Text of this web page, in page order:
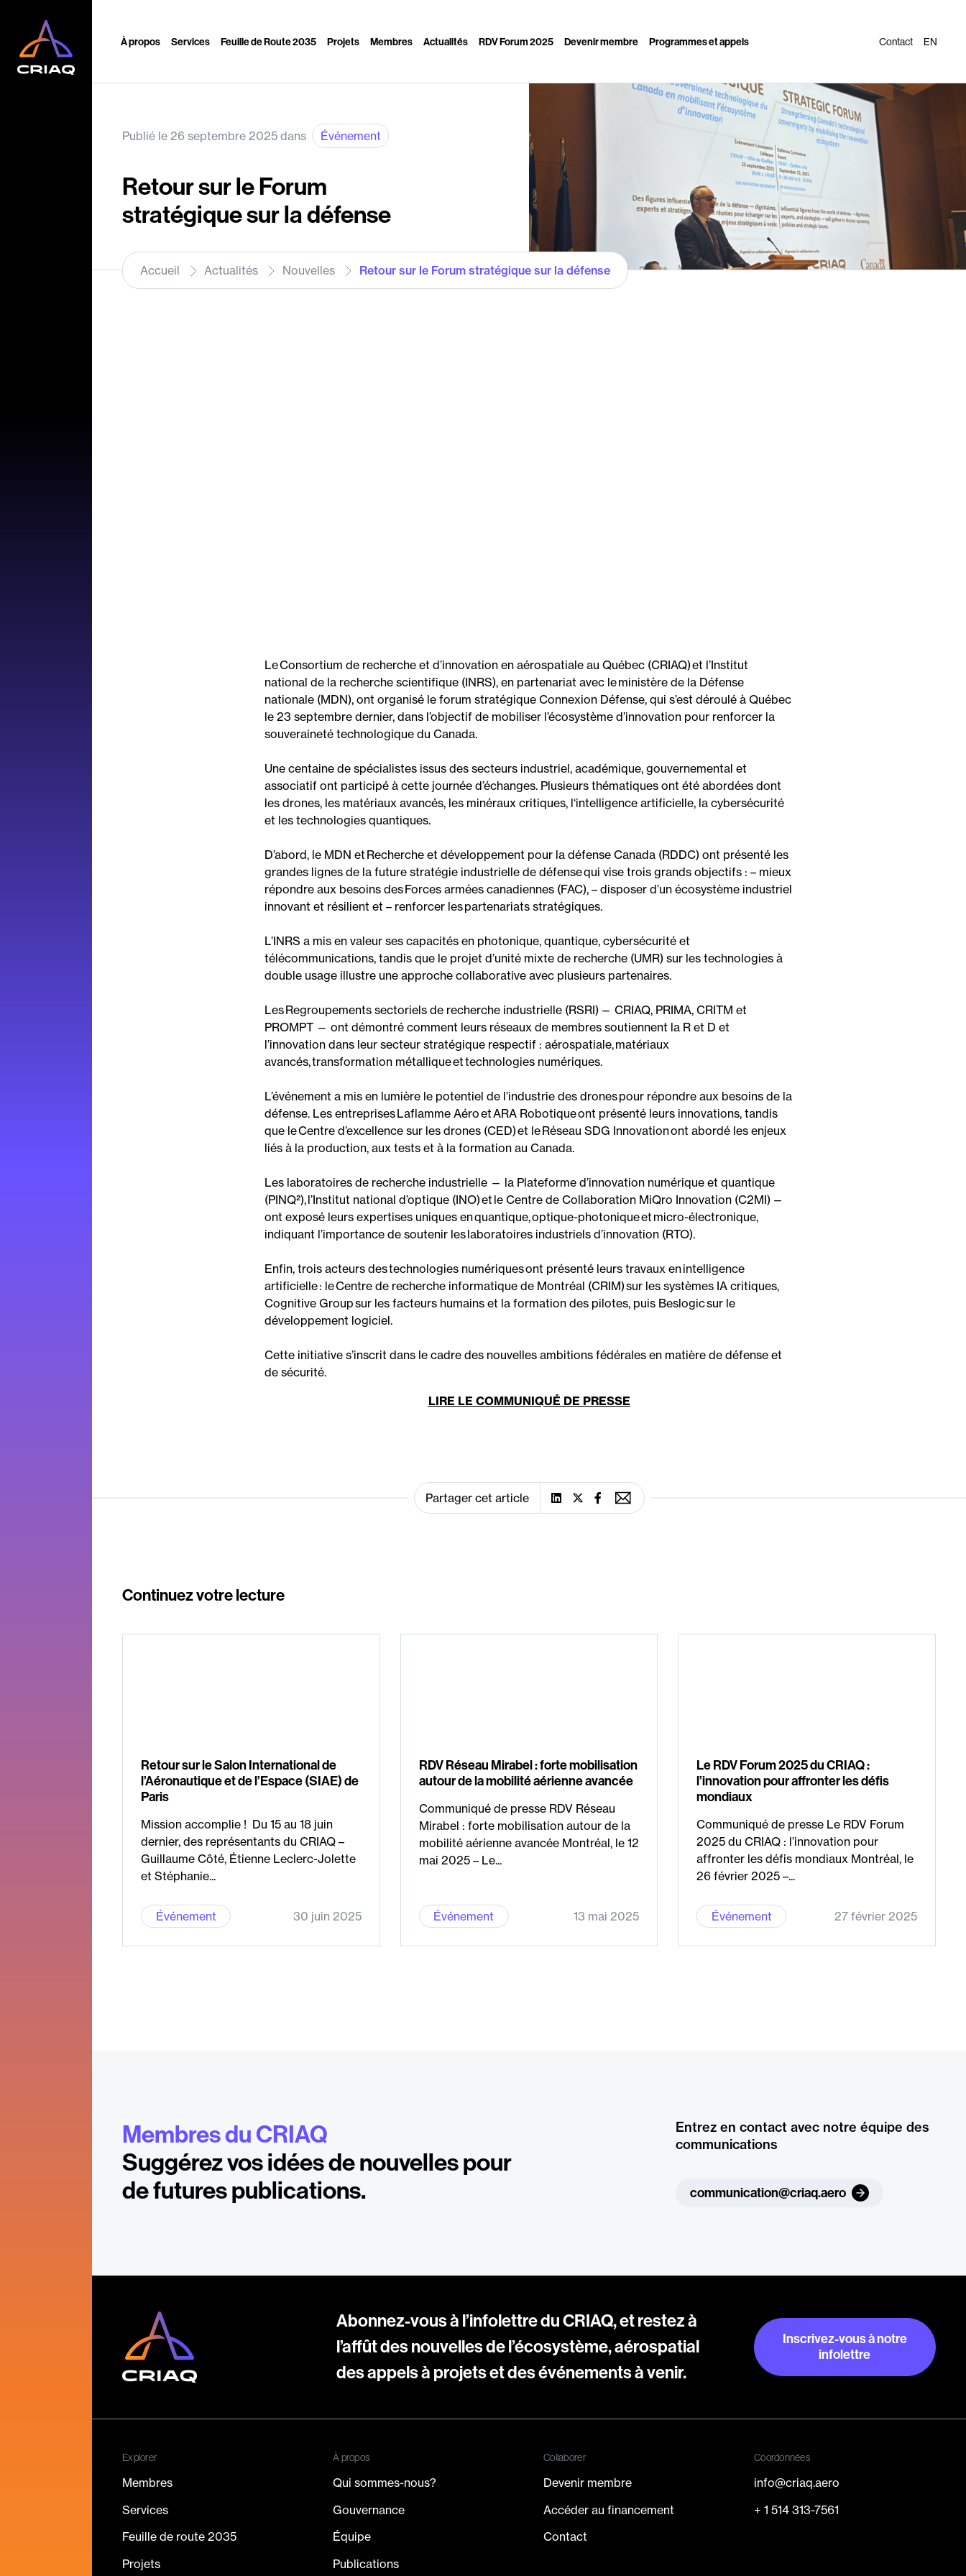
À propos Services Feuille de Route 2035 Projets Membres Actualités RDV Forum 2025 Devenir membre Programmes et appels Contact EN
Publié le 26 septembre 2025 dans Événement
Retour sur le Forum
stratégique sur la défense
Accueil Actualités Nouvelles Retour sur le Forum stratégique sur la défense
LeConsortium de recherche et d’innovation en aérospatiale au Québec (CRIAQ)et l’Institut
national de la recherche scientifique (INRS), en partenariat avec leministère de la Défense
nationale (MDN), ont organisé leforum stratégiqueConnexion Défense,qui s’est dérouléà Québec
le 23 septembre dernier, dans l’objectif de mobiliser l’écosystème d’innovation pour renforcer la
souveraineté technologique du Canada.
Une centaine de spécialistes issus des secteurs industriel, académique, gouvernemental et
associatif ont participé à cette journée d’échanges. Plusieurs thématiques ont été abordéesdont
les drones, les matériaux avancés, les minéraux critiques, l‘intelligence artificielle, la cybersécurité
et les technologies quantiques.
D’abord, le MDN et Recherche et développement pour la défense Canada (RDDC) ont présenté les
grandes lignes de la future stratégie industrielle dedéfense qui vise trois grandsobjectifs :– mieux
répondre aux besoins desForces armées canadiennes (FAC), –disposer d’unécosystème industriel
innovant et résilient et– renforcer les partenariats stratégiques.
L’INRS a mis en valeur ses capacitésen photonique, quantique, cybersécurité et
télécommunications, tandis que le projetd’unité mixte de recherche (UMR)sur les technologiesà
double usage illustre une approche collaborative avec plusieurs partenaires.
LesRegroupements sectoriels de recherche industrielle (RSRI) —CRIAQ, PRIMA,CRITM et
PROMPT — ont démontré comment leurs réseauxde membressoutiennent la R et D et
l’innovation dans leur secteur stratégique respectif :aérospatiale,matériaux
avancés,transformation métallique ettechnologies numériques.
L’événementa mis en lumière le potentiel de l’industrie des drones pour répondre aux besoins de la
défense. Les entreprises Laflamme Aéroet ARA Robotique ont présenté leurs innovations, tandis
que le Centre d’excellence sur les drones (CED)et leRéseau SDG Innovationont abordé les enjeux
liés à la production, aux tests et à la formation au Canada.
Les laboratoires de recherche industrielle — la Plateforme d’innovation numérique etquantique
(PINQ²),l’Institut national d’optique (INO)et leCentre deCollaboration MiQro Innovation (C2MI) —
ont exposé leurs expertises uniques en quantique, optique-photonique et micro-électronique,
indiquant l’importance de soutenir les laboratoires industriels d’innovation (RTO).
Enfin, trois acteurs des technologies numériques ont présenté leurs travaux en intelligence
artificielle: leCentre de recherche informatique de Montréal (CRIM)sur les systèmes IA critiques,
Cognitive Group sur les facteurs humains et la formation des pilotes, puis Beslogicsur le
développement logiciel.
Cette initiative s’inscrit dans le cadre des nouvelles ambitions fédérales en matière de défense et
de sécurité.
LIRE LE COMMUNIQUÉ DE PRESSE
Partager cet article
Continuez votre lecture
Retour sur le Salon International de
l’Aéronautique et de l’Espace (SIAE) de
Paris
Mission accomplie ! Du 15 au 18 juin
dernier, des représentants du CRIAQ –
Guillaume Côté, Étienne Leclerc-Jolette
et Stéphanie...
Événement 30 juin 2025
RDV Réseau Mirabel : forte mobilisation
autour de la mobilité aérienne avancée
Communiqué de presse RDV Réseau
Mirabel : forte mobilisation autour de la
mobilité aérienne avancée Montréal, le 12
mai 2025 – Le...
Événement 13 mai 2025
Le RDV Forum 2025 du CRIAQ :
l’innovation pour affronter les défis
mondiaux
Communiqué de presse Le RDV Forum
2025 du CRIAQ : l’innovation pour
affronter les défis mondiaux Montréal, le
26 février 2025 –...
Événement 27 février 2025
Membres du CRIAQ
Suggérez vos idées de nouvelles pour
de futures publications.
Entrez en contact avec notre équipe des
communications
communication@criaq.aero
Abonnez-vous à l’infolettre du CRIAQ, et restez à
l’affût des nouvelles de l’écosystème, aérospatial
des appels à projets et des événements à venir.
Inscrivez-vous à notre
infolettre
Explorer
Membres
Services
Feuille de route 2035
Projets
À propos
Qui sommes-nous?
Gouvernance
Équipe
Publications
Collaborer
Devenir membre
Accéder au financement
Contact
Coordonnées
info@criaq.aero
+ 1 514 313-7561